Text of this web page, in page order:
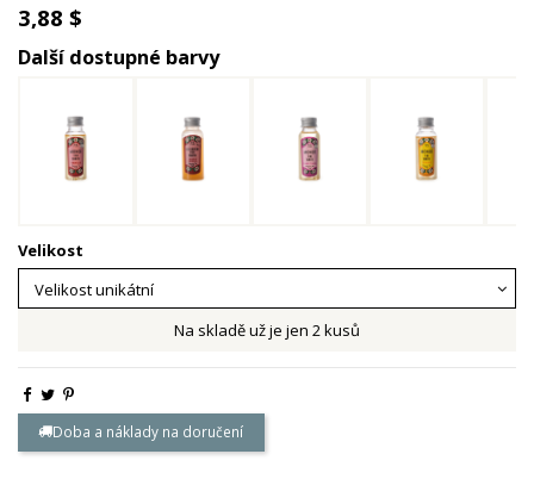
3,88 $
Další dostupné barvy
Velikost
Na skladě už je jen 2 kusů
Doba a náklady na doručení